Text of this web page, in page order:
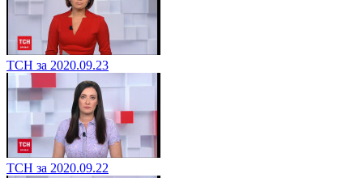
ТСН за 2020.09.23
ТСН за 2020.09.22